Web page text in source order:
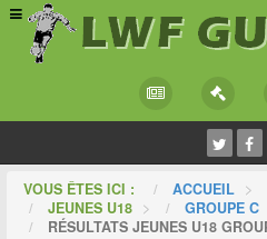
VOUS ÊTES ICI : ACCUEIL >
JEUNES U18 > GROUPE C
RÉSULTATS JEUNES U18